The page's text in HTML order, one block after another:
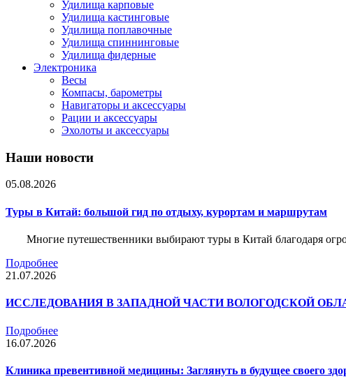
Удилища карповые
Удилища кастинговые
Удилища поплавочные
Удилища спиннинговые
Удилища фидерные
Электроника
Весы
Компасы, барометры
Навигаторы и аксессуары
Рации и аксессуары
Эхолоты и аксессуары
Наши новости
05.08.2026
Туры в Китай: большой гид по отдыху, курортам и маршрутам
Многие путешественники выбирают туры в Китай благодаря
Подробнее
21.07.2026
ИССЛЕДОВАНИЯ В ЗАПАДНОЙ ЧАСТИ ВОЛОГОДСКОЙ
Подробнее
16.07.2026
Клиника превентивной медицины: Заглянуть в будущее своего